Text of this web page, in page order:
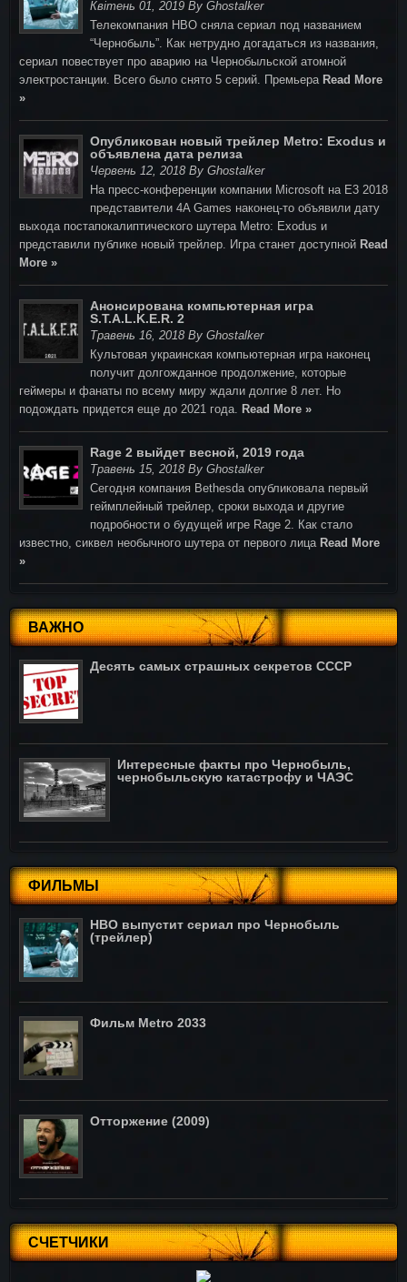
Квітень 01, 2019 By Ghostalker
Телекомпания HBO сняла сериал под названием
“Чернобыль”. Как нетрудно догадаться из названия,
сериал повествует про аварию на Чернобыльской атомной
электростанции. Всего было снято 5 серий. Премьера Read More
»
Опубликован новый трейлер Metro: Exodus и
объявлена дата релиза
Червень 12, 2018 By Ghostalker
На пресс-конференции компании Microsoft на E3 2018
представители 4A Games наконец-то объявили дату
выхода постапокалиптического шутера Metro: Exodus и
представили публике новый трейлер. Игра станет доступной Read
More »
Анонсирована компьютерная игра
S.T.A.L.K.E.R. 2
Травень 16, 2018 By Ghostalker
Культовая украинская компьютерная игра наконец
получит долгожданное продолжение, которые
геймеры и фанаты по всему миру ждали долгие 8 лет. Но
подождать придется еще до 2021 года. Read More »
Rage 2 выйдет весной, 2019 года
Травень 15, 2018 By Ghostalker
Cегодня компания Bethesda опубликовала первый
геймплейный трейлер, сроки выхода и другие
подробности о будущей игре Rage 2. Как стало
известно, сиквел необычного шутера от первого лица Read More
»
ВАЖНО
Десять самых страшных секретов СССР
Интересные факты про Чернобыль,
чернобыльскую катастрофу и ЧАЭС
ФИЛЬМЫ
HBO выпустит сериал про Чернобыль
(трейлер)
Фильм Metro 2033
Отторжение (2009)
СЧЕТЧИКИ